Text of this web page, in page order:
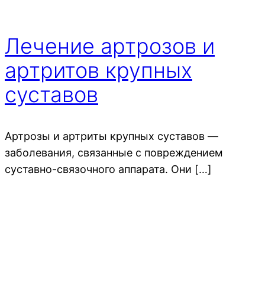
Лечение артрозов и
артритов крупных
суставов
Артрозы и артриты крупных суставов —
заболевания, связанные с повреждением
суставно-связочного аппарата. Они […]